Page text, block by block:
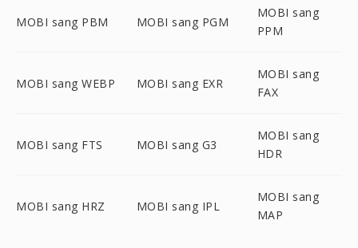
MOBI sang PBM MOBI sang PGM
MOBI sang
PPM
MOBI sang WEBP MOBI sang EXR
MOBI sang
FAX
MOBI sang FTS MOBI sang G3
MOBI sang
HDR
MOBI sang HRZ MOBI sang IPL
MOBI sang
MAP